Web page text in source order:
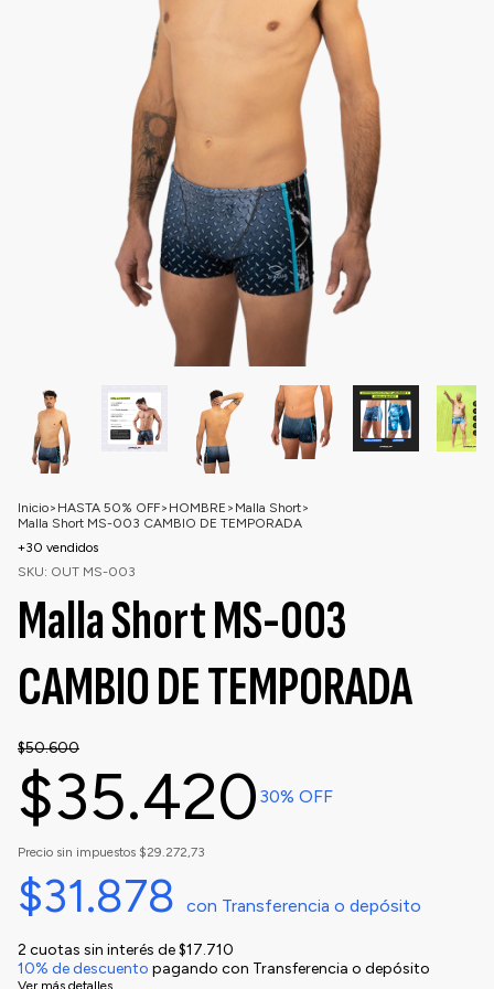
Inicio> HASTA 50% OFF> HOMBRE > Malla Short>
Malla Short MS-003 CAMBIO DE TEMPORADA
+30 vendidos
SKU: OUT MS-003
Malla Short MS-003
CAMBIO DE TEMPORADA
$50.600
$35.420 30% OFF
Precio sin impuestos $29.272,73
$31.878 con Transferencia o depósito
2 cuotas sin interés de$17.710
10% de descuento pagando con Transferencia o depósito
Ver más detalles